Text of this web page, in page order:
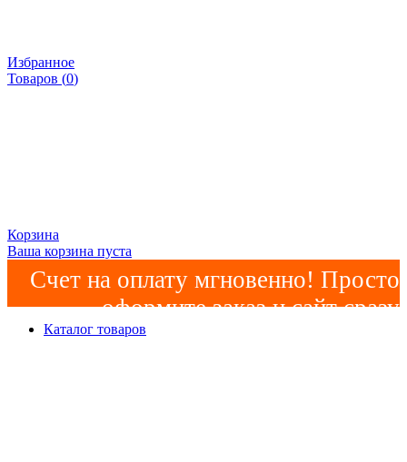
Избранное
Товаров (0)
Корзина
Ваша корзина пуста
Счет на оплату мгновенно! Просто
оформите заказ и сайт сразу
сформирует счет! Минимальная
Каталог товаров